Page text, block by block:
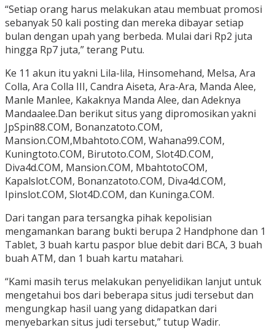
“Setiap orang harus melakukan atau membuat promosi
sebanyak 50 kali posting dan mereka dibayar setiap
bulan dengan upah yang berbeda. Mulai dari Rp2 juta
hingga Rp7 juta,” terang Putu.
Ke 11 akun itu yakni Lila-lila, Hinsomehand, Melsa, Ara
Colla, Ara Colla III, Candra Aiseta, Ara-Ara, Manda Alee,
Manle Manlee, Kakaknya Manda Alee, dan Adeknya
Mandaalee.Dan berikut situs yang dipromosikan yakni
JpSpin88.COM, Bonanzatoto.COM,
Mansion.COM,Mbahtoto.COM, Wahana99.COM,
Kuningtoto.COM, Birutoto.COM, Slot4D.COM,
Diva4d.COM, Mansion.COM, MbahtotoCOM,
Kapalslot.COM, Bonanzatoto.COM, Diva4d.COM,
Ipinslot.COM, Slot4D.COM, dan Kuninga.COM.
Dari tangan para tersangka pihak kepolisian
mengamankan barang bukti berupa 2 Handphone dan 1
Tablet, 3 buah kartu paspor blue debit dari BCA, 3 buah
buah ATM, dan 1 buah kartu matahari.
“Kami masih terus melakukan penyelidikan lanjut untuk
mengetahui bos dari beberapa situs judi tersebut dan
mengungkap hasil uang yang didapatkan dari
menyebarkan situs judi tersebut,” tutup Wadir.